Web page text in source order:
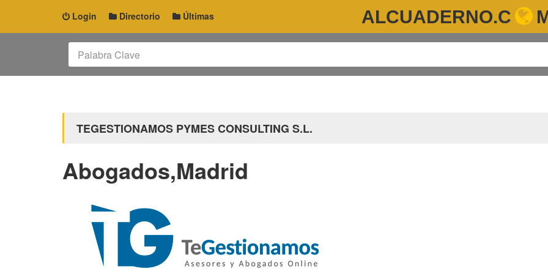
Login Directorio Últimas ALCUADERNO.C
TEGESTIONAMOS PYMES CONSULTING S.L.
Abogados,Madrid